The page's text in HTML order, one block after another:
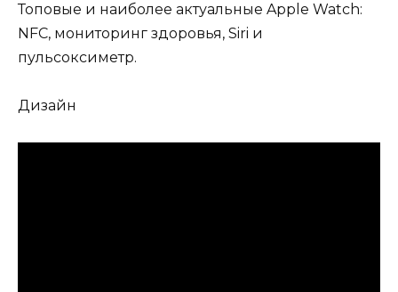
Топовые и наиболее актуальные Apple Watch:
NFC, мониторинг здоровья, Siri и
пульсоксиметр.
Дизайн